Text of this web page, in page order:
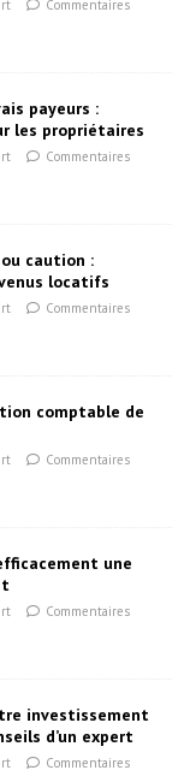
Commentaires
payeurs :
les propriétaires
Commentaires
caution :
locatifs
Commentaires
comptable de
Commentaires
une
Commentaires
investissement
d’un expert
Commentaires